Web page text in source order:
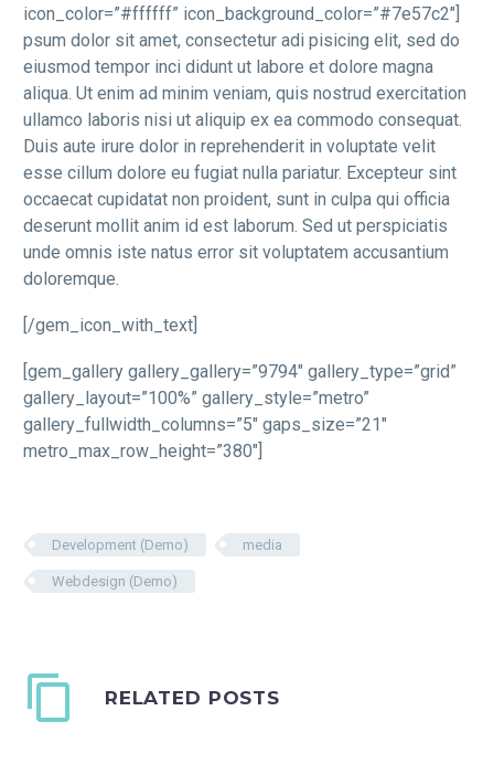
icon_color=”#ffffff” icon_background_color=”#7e57c2″]
psum dolor sit amet, consectetur adi pisicing elit, sed do
eiusmod tempor inci didunt ut labore et dolore magna
aliqua. Ut enim ad minim veniam, quis nostrud exercitation
ullamco laboris nisi ut aliquip ex ea commodo consequat.
Duis aute irure dolor in reprehenderit in voluptate velit
esse cillum dolore eu fugiat nulla pariatur. Excepteur sint
occaecat cupidatat non proident, sunt in culpa qui officia
deserunt mollit anim id est laborum. Sed ut perspiciatis
unde omnis iste natus error sit voluptatem accusantium
doloremque.
[/gem_icon_with_text]
[gem_gallery gallery_gallery=”9794″ gallery_type=”grid”
gallery_layout=”100%” gallery_style=”metro”
gallery_fullwidth_columns=”5″ gaps_size=”21″
metro_max_row_height=”380″]
Development (Demo) media
Webdesign (Demo)
RELATED POSTS